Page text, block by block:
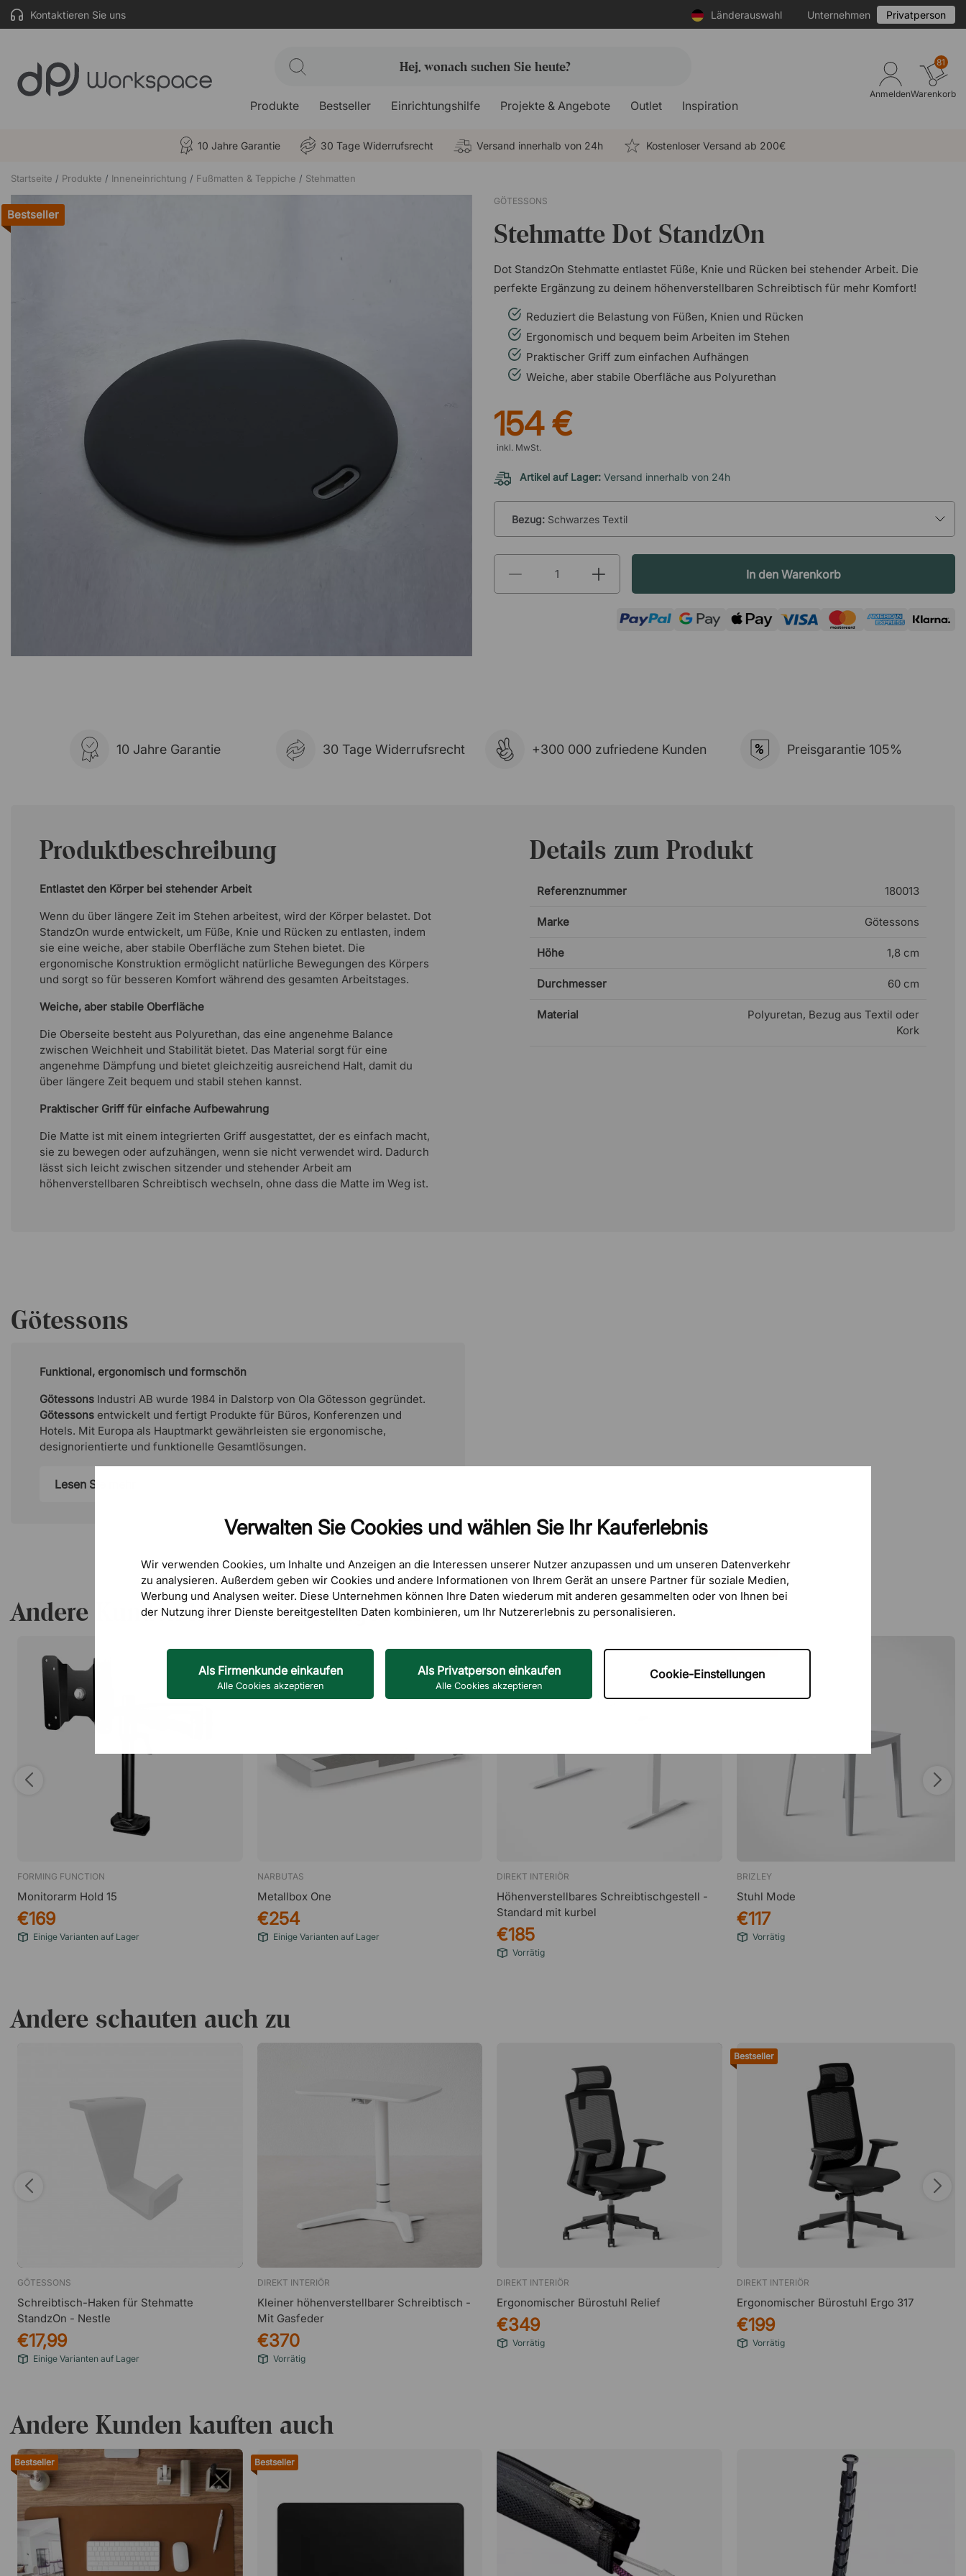
Verwalten Sie Cookies und wählen Sie Ihr Kauferlebnis
Wir verwenden Cookies, um Inhalte und Anzeigen an die Interessen unserer Nutzer anzupassen und um unseren Datenverkehr
zu analysieren. Außerdem geben wir Cookies und andere Informationen von Ihrem Gerät an unsere Partner für soziale Medien,
Werbung und Analysen weiter. Diese Unternehmen können Ihre Daten wiederum mit anderen gesammelten oder von Ihnen bei
der Nutzung ihrer Dienste bereitgestellten Daten kombinieren, um Ihr Nutzererlebnis zu personalisieren.
Als Firmenkunde einkaufen
Alle Cookies akzeptieren
Als Privatperson einkaufen
Alle Cookies akzeptieren
Cookie-Einstellungen
Kontaktieren Sie uns Länderauswahl Unternehmen Privatperson
Produkte Bestseller Einrichtungshilfe Projekte & Angebote Outlet Inspiration
Anmelden
81
Warenkorb
10 Jahre Garantie 30 Tage Widerrufsrecht Versand innerhalb von 24h Kostenloser Versand ab 200€
Startseite Produkte Inneneinrichtung Fußmatten & Teppiche Stehmatten
Bestseller
GÖTESSONS
Stehmatte Dot StandzOn
Dot StandzOn Stehmatte entlastet Füße, Knie und Rücken bei stehender Arbeit. Die
perfekte Ergänzung zu deinem höhenverstellbaren Schreibtisch für mehr Komfort!
Reduziert die Belastung von Füßen, Knien und Rücken
Ergonomisch und bequem beim Arbeiten im Stehen
Praktischer Griff zum einfachen Aufhängen
Weiche, aber stabile Oberfläche aus Polyurethan
154 €
inkl. MwSt.
Artikel auf Lager: Versand innerhalb von 24h
Bezug: Schwarzes Textil
In den Warenkorb
10 Jahre Garantie 30 Tage Widerrufsrecht +300 000 zufriedene Kunden % Preisgarantie 105%
Produktbeschreibung
Entlastet den Körper bei stehender Arbeit
Wenn du über längere Zeit im Stehen arbeitest, wird der Körper belastet. Dot
StandzOn wurde entwickelt, um Füße, Knie und Rücken zu entlasten, indem
sie eine weiche, aber stabile Oberfläche zum Stehen bietet. Die
ergonomische Konstruktion ermöglicht natürliche Bewegungen des Körpers
und sorgt so für besseren Komfort während des gesamten Arbeitstages.
Weiche, aber stabile Oberfläche
Die Oberseite besteht aus Polyurethan, das eine angenehme Balance
zwischen Weichheit und Stabilität bietet. Das Material sorgt für eine
angenehme Dämpfung und bietet gleichzeitig ausreichend Halt, damit du
über längere Zeit bequem und stabil stehen kannst.
Praktischer Griff für einfache Aufbewahrung
Die Matte ist mit einem integrierten Griff ausgestattet, der es einfach macht,
sie zu bewegen oder aufzuhängen, wenn sie nicht verwendet wird. Dadurch
lässt sich leicht zwischen sitzender und stehender Arbeit am
höhenverstellbaren Schreibtisch wechseln, ohne dass die Matte im Weg ist.
Details zum Produkt
Referenznummer 180013
Marke Götessons
Höhe 1,8 cm
Durchmesser 60 cm
Material
Polyuretan, Bezug aus Textil oder
Kork
Götessons
Funktional, ergonomisch und formschön
Götessons Industri AB wurde 1984 in Dalstorp von Ola Götesson gegründet.
Götessons entwickelt und fertigt Produkte für Büros, Konferenzen und
Hotels. Mit Europa als Hauptmarkt gewährleisten sie ergonomische,
designorientierte und funktionelle Gesamtlösungen.
Lesen Sie mehr
Andere Kunden haben auch angesehen
FORMING FUNCTION
Monitorarm Hold 15
€169
Einige Varianten auf Lager
NARBUTAS
Metallbox One
€254
Einige Varianten auf Lager
DIREKT INTERIÖR
Höhenverstellbares Schreibtischgestell -
Standard mit kurbel
€185
Vorrätig
Bestseller
BRIZLEY
Stuhl Mode
€117
Vorrätig
Andere schauten auch zu
GÖTESSONS
Schreibtisch-Haken für Stehmatte
StandzOn - Nestle
€17,99
Einige Varianten auf Lager
DIREKT INTERIÖR
Kleiner höhenverstellbarer Schreibtisch -
Mit Gasfeder
€370
Vorrätig
DIREKT INTERIÖR
Ergonomischer Bürostuhl Relief
€349
Vorrätig
Bestseller
DIREKT INTERIÖR
Ergonomischer Bürostuhl Ergo 317
€199
Vorrätig
Andere Kunden kauften auch
Bestseller Bestseller